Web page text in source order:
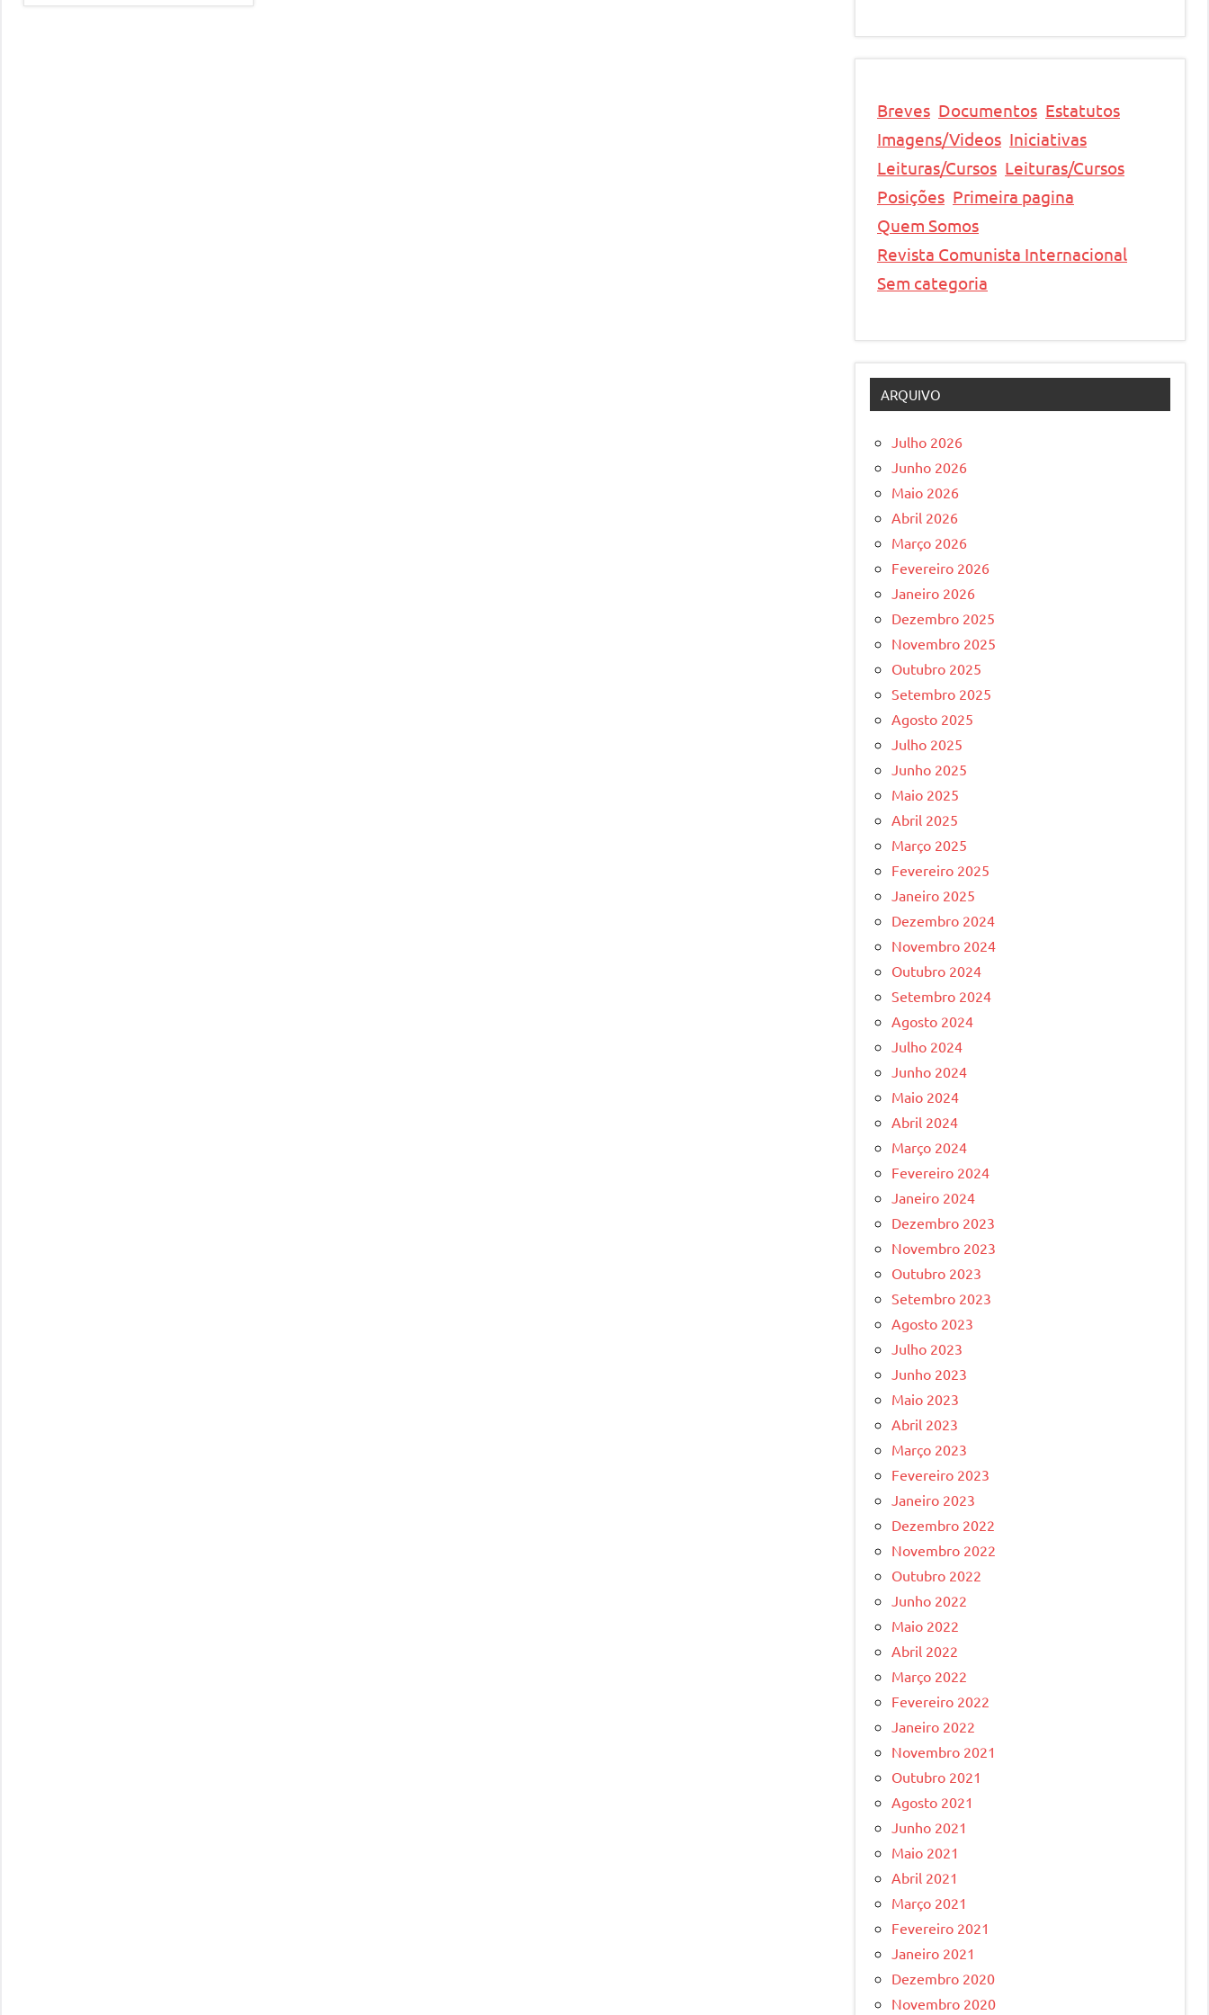
Breves Documentos Estatutos
Imagens/Videos Iniciativas
Leituras/Cursos Leituras/Cursos
Posições Primeira pagina
Quem Somos
Revista Comunista Internacional
Sem categoria
ARQUIVO
Julho 2026
Junho 2026
Maio 2026
Abril 2026
Março 2026
Fevereiro 2026
Janeiro 2026
Dezembro 2025
Novembro 2025
Outubro 2025
Setembro 2025
Agosto 2025
Julho 2025
Junho 2025
Maio 2025
Abril 2025
Março 2025
Fevereiro 2025
Janeiro 2025
Dezembro 2024
Novembro 2024
Outubro 2024
Setembro 2024
Agosto 2024
Julho 2024
Junho 2024
Maio 2024
Abril 2024
Março 2024
Fevereiro 2024
Janeiro 2024
Dezembro 2023
Novembro 2023
Outubro 2023
Setembro 2023
Agosto 2023
Julho 2023
Junho 2023
Maio 2023
Abril 2023
Março 2023
Fevereiro 2023
Janeiro 2023
Dezembro 2022
Novembro 2022
Outubro 2022
Junho 2022
Maio 2022
Abril 2022
Março 2022
Fevereiro 2022
Janeiro 2022
Novembro 2021
Outubro 2021
Agosto 2021
Junho 2021
Maio 2021
Abril 2021
Março 2021
Fevereiro 2021
Janeiro 2021
Dezembro 2020
Novembro 2020